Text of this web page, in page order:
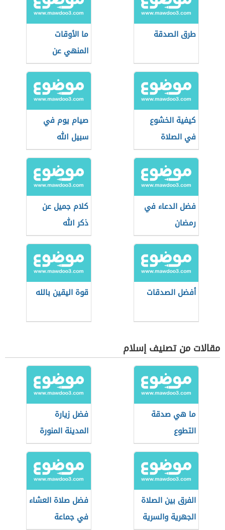
طرق الصدقة
ما الأوقات
المنهي عن
الصلاة فيها؟
كيفية الخشوع
في الصلاة
صيام يوم في
سبيل الله
فضل الدعاء في
رمضان
كلام جميل عن
ذكر الله
أفضل الصدقات قوة اليقين بالله
مقالات من تصنيف إسلام
ما هي صدقة
التطوع
فضل زيارة
المدينة المنورة
الفرق بين الصلاة
الجهرية والسرية
فضل صلاة العشاء
في جماعة